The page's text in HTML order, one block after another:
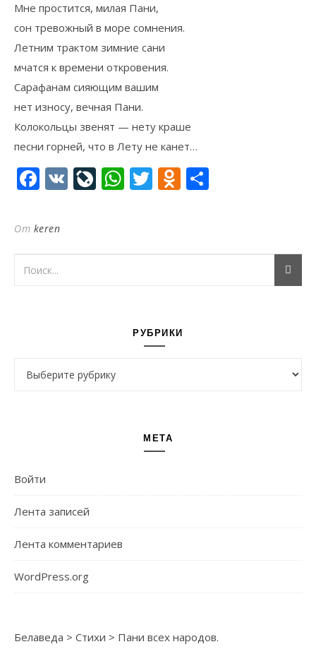
Мне простится, милая Пани,
сон тревожный в море сомнения.
Летним трактом зимние сани
мчатся к времени откровения.
Сарафанам сияющим вашим
нет износу, вечная Пани.
Колокольцы звенят — нету краше
песни горней, что в Лету не канет…
Facebook
VK LiveJournal
WhatsApp
Twitter
От keren
РУБРИКИ
МЕТА
Войти
Лента записей
Лента комментариев
WordPress.org
Белаведа > Стихи > Пани всех народов.